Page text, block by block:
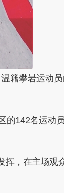
籍攀岩运动员
的142名运动
，在主场观